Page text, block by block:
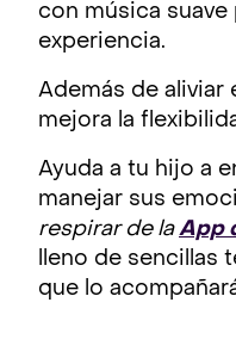
con música suave
experiencia.
Además de aliviar
mejora la
Ayuda a tu hijo a
manejar sus
respirar de laApp
lleno de sencillas
que lo